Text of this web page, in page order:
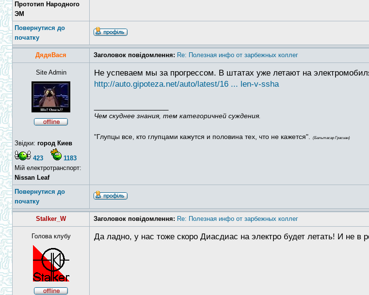
Прототип Народного
ЭМ
Повернутися до
початку
ДядяВася Заголовок повідомлення: Re: Полезная инфо от зарбежных коллег
Site Admin
Звідки: город Киев
423
1183
Мій електротранспорт:
Nissan Leaf
Не успеваем мы за прогрессом. В штатах уже летают на
http://auto.gipoteza.net/auto/latest/16 ... len-v-ssha
Чем скуднее знания, тем категоричней суждения.
"Глупцы все, кто глупцами кажутся и половина тех, что не кажется". (Бальтасар Грасиан)
Повернутися до
початку
Stalker_W Заголовок повідомлення: Re: Полезная инфо от зарбежных коллег
Голова клубу Да ладно, у нас тоже скоро Диасдиас на электро будет летать! И не в